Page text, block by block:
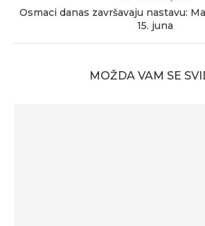
Osmaci danas završavaju nastavu:
15. juna
MOŽDA VAM SE